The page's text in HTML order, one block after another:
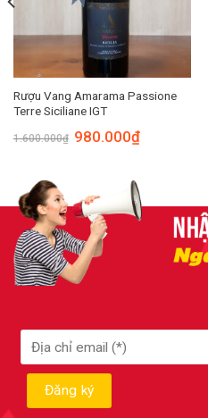
Rượu Vang Amarama Passione
Terre Siciliane IGT
1.600.000₫ 980.000₫